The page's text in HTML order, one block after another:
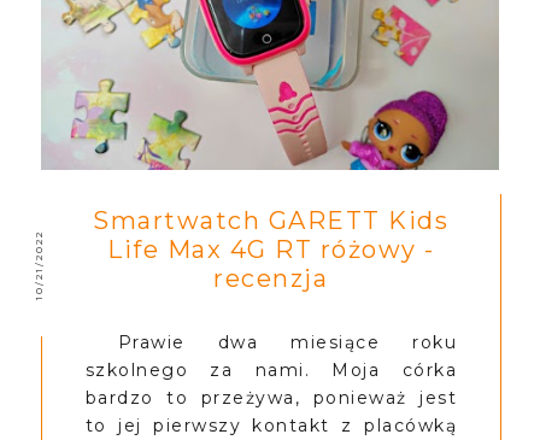
10/21/2022
Smartwatch GARETT Kids
Life Max 4G RT różowy -
recenzja
Prawie dwa miesiące roku
szkolnego za nami. Moja córka
bardzo to przeżywa, ponieważ jest
to jej pierwszy kontakt z placówką